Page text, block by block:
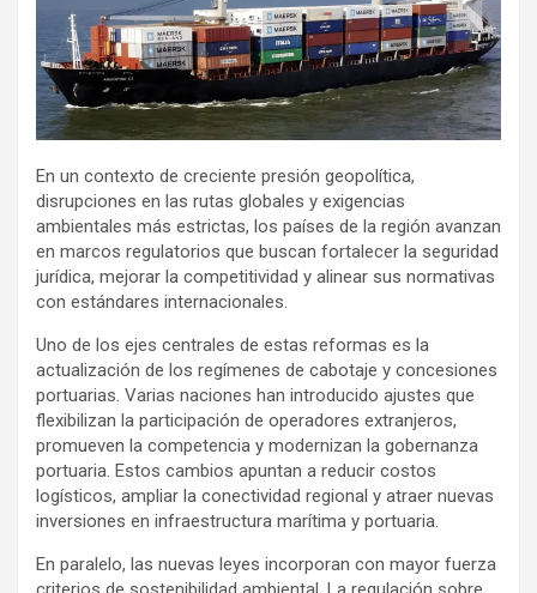
En un contexto de creciente presión geopolítica,
disrupciones en las rutas globales y exigencias
ambientales más estrictas, los países de la región avanzan
en marcos regulatorios que buscan fortalecer la seguridad
jurídica, mejorar la competitividad y alinear sus normativas
con estándares internacionales.
Uno de los ejes centrales de estas reformas es la
actualización de los regímenes de cabotaje y concesiones
portuarias. Varias naciones han introducido ajustes que
flexibilizan la participación de operadores extranjeros,
promueven la competencia y modernizan la gobernanza
portuaria. Estos cambios apuntan a reducir costos
logísticos, ampliar la conectividad regional y atraer nuevas
inversiones en infraestructura marítima y portuaria.
En paralelo, las nuevas leyes incorporan con mayor fuerza